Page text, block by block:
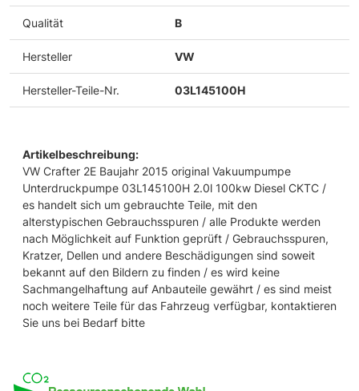
Qualität B
Hersteller VW
Hersteller-Teile-Nr. 03L145100H
Artikelbeschreibung:
VW Crafter 2E Baujahr 2015 original Vakuumpumpe
Unterdruckpumpe 03L145100H 2.0l 100kw Diesel CKTC /
es handelt sich um gebrauchte Teile, mit den
alterstypischen Gebrauchsspuren / alle Produkte werden
nach Möglichkeit auf Funktion geprüft / Gebrauchsspuren,
Kratzer, Dellen und andere Beschädigungen sind soweit
bekannt auf den Bildern zu finden / es wird keine
Sachmangelhaftung auf Anbauteile gewährt / es sind meist
noch weitere Teile für das Fahrzeug verfügbar, kontaktieren
Sie uns bei Bedarf bitte